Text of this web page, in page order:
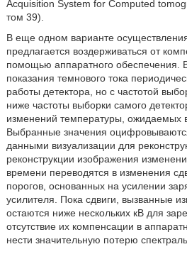
Acquisition System for Computed
том 39).
В еще одном варианте
предлагается воздерживаться от
помощью аппаратного обеспечения. В
показания темнового тока
работы детектора, но с частотой
ниже частоты выборки самого
изменений температуры, ожидаемых
Выбранные значения
данными визуализации для
реконструкции изображения
времени переводятся в изменения
порогов, основанных на усилении
усилителя. Пока сдвиги, вызванные
остаются ниже нескольких кВ для
отсутствие их компенсации в
нести значительную потерю